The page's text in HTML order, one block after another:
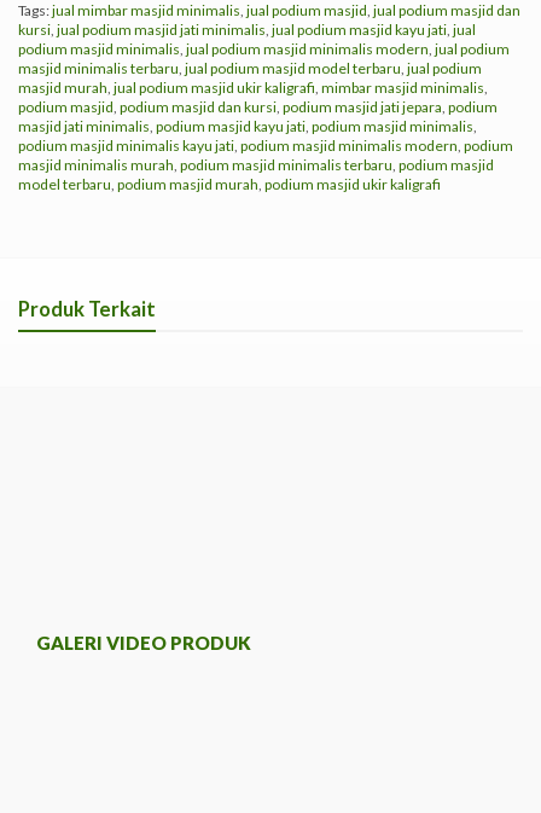
Tags:jual mimbar masjid minimalis, jual podium masjid, jual podium masjid dan
kursi, jual podium masjid jati minimalis, jual podium masjid kayu jati, jual
podium masjid minimalis, jual podium masjid minimalis modern, jual podium
masjid minimalis terbaru, jual podium masjid model terbaru, jual podium
masjid murah, jual podium masjid ukir kaligrafi, mimbar masjid minimalis,
podium masjid, podium masjid dan kursi, podium masjid jati jepara, podium
masjid jati minimalis, podium masjid kayu jati, podium masjid minimalis,
podium masjid minimalis kayu jati, podium masjid minimalis modern, podium
masjid minimalis murah, podium masjid minimalis terbaru, podium masjid
model terbaru, podium masjid murah, podium masjid ukir kaligrafi
Produk Terkait
GALERI VIDEO PRODUK